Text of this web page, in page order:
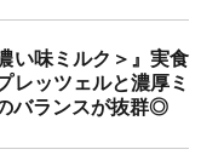
い味ミルク＞』実食
レッツェルと濃厚ミ
バランスが抜群◎